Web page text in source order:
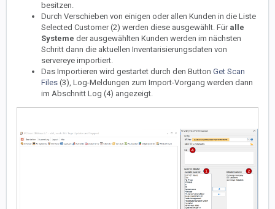
besitzen.
Durch Verschieben von einigen oder allen Kunden in die Liste
Selected Customer (2) werden diese ausgewählt. Für alle
Systeme der ausgewählten Kunden werden im nächsten
Schritt dann die aktuellen Inventarisierungsdaten von
servereye importiert.
Das Importieren wird gestartet durch den Button Get Scan
Files (3), Log-Meldungen zum Import-Vorgang werden dann
im Abschnitt Log (4) angezeigt.